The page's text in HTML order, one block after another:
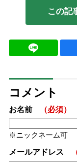
この記
コメント
お名前 （必須）
ニックネーム可
メールアドレス